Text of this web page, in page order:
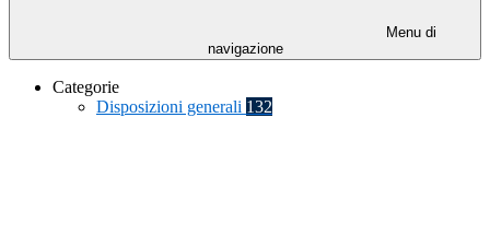
Menu di
navigazione
Categorie
Disposizioni generali 132